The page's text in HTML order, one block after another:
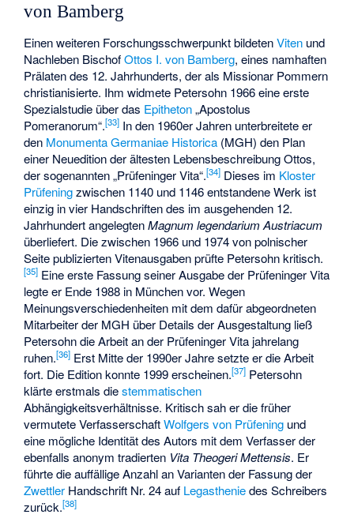
von Bamberg
Einen weiteren Forschungsschwerpunkt bildetenViten und
Nachleben BischofOttos I. von Bamberg, eines namhaften
Prälaten des 12. Jahrhunderts, der als Missionar Pommern
christianisierte. Ihm widmete Petersohn 1966 eine erste
Spezialstudie über das Epitheton„Apostolus
Pomeranorum“.[33] In den 1960er Jahren unterbreitete er
den Monumenta Germaniae Historica (MGH) den Plan
einer Neuedition der ältesten Lebensbeschreibung Ottos,
der sogenannten „Prüfeninger Vita“.[34] Dieses im Kloster
Prüfeningzwischen 1140 und 1146 entstandene Werk ist
einzig in vier Handschriften des im ausgehenden 12.
Jahrhundert angelegtenMagnum legendarium Austriacum
überliefert. Die zwischen 1966 und 1974 von polnischer
Seite publizierten Vitenausgaben prüfte Petersohn kritisch.
[35] Eine erste Fassung seiner Ausgabe der Prüfeninger Vita
legte er Ende 1988 in München vor. Wegen
Meinungsverschiedenheiten mit dem dafür abgeordneten
Mitarbeiter der MGH über Details der Ausgestaltung ließ
Petersohn die Arbeit an der Prüfeninger Vita jahrelang
ruhen.[36] Erst Mitte der 1990er Jahre setzte er die Arbeit
fort. Die Edition konnte 1999 erscheinen.[37] Petersohn
klärte erstmals diestemmatischen
Abhängigkeitsverhältnisse. Kritisch sah er die früher
vermutete VerfasserschaftWolfgers von Prüfening und
eine mögliche Identität des Autors mit dem Verfasser der
ebenfalls anonym tradierten Vita Theogeri Mettensis. Er
führte die auffällige Anzahl an Varianten der Fassung der
Zwettler Handschrift Nr. 24 auf Legastheniedes Schreibers
zurück.[38]